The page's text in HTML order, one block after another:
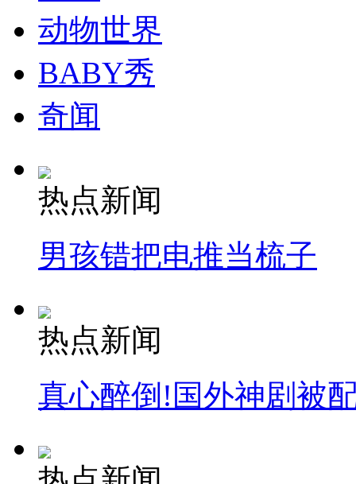
动物世界
BABY秀
奇闻
热点新闻
男孩错把电推当梳子
热点新闻
真心醉倒!国外神剧被